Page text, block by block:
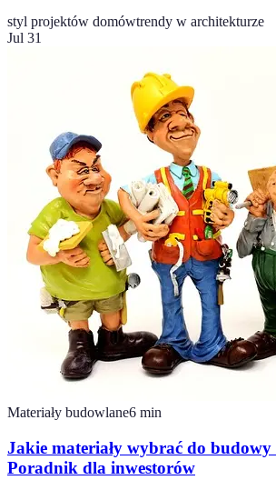
styl projektów domówtrendy w architekturze
Jul 31
Materiały budowlane6 min
Jakie materiały wybrać do budowy
Poradnik dla inwestorów